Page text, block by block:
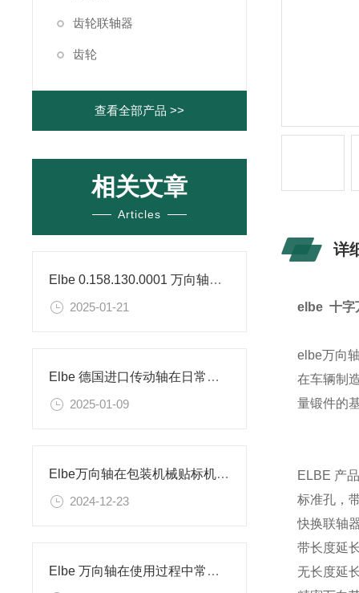
齿轮联轴器
齿轮
查看全部产品 >>
相关文章
Articles
Elbe 0.158.130.0001 万向轴是否能用于冷端输出
2025-01-21
Elbe 德国进口传动轴在日常应用中的维修保养
2025-01-09
Elbe万向轴在包装机械贴标机的应用
2024-12-23
Elbe 万向轴在使用过程中常见的问题
详
elbe 十字
elbe万向
在车辆制
量锻件的
ELBE 产
标准孔，
快换联轴
带长度延
无长度延